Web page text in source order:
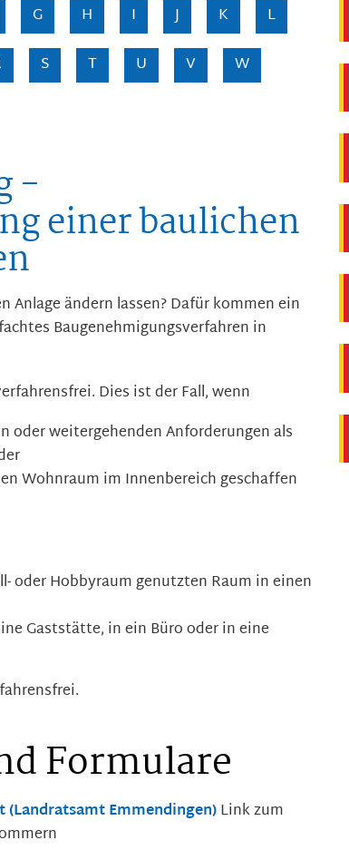
G H I J K
L
S T U V
W
-
einer baulichen
ändern lassen? Dafür kommen ein
Baugenehmigungsverfahren in
Dies ist der Fall, wenn
oder weitergehenden Anforderungen als
Wohnraum im Innenbereich geschaffen
oder Hobbyraum genutzten Raum in einen
Gaststätte, in ein Büro oder in eine
Formulare
Emmendingen)Link zum